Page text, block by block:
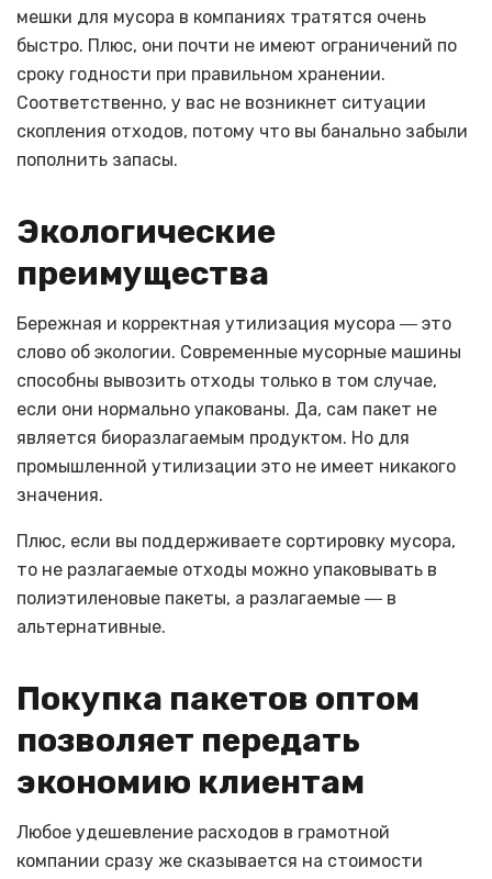
мешки для мусора в компаниях тратятся очень
быстро. Плюс, они почти не имеют ограничений по
сроку годности при правильном хранении.
Соответственно, у вас не возникнет ситуации
скопления отходов, потому что вы банально забыли
пополнить запасы.
Экологические
преимущества
Бережная и корректная утилизация мусора ― это
слово об экологии. Современные мусорные машины
способны вывозить отходы только в том случае,
если они нормально упакованы. Да, сам пакет не
является биоразлагаемым продуктом. Но для
промышленной утилизации это не имеет никакого
значения.
Плюс, если вы поддерживаете сортировку мусора,
то не разлагаемые отходы можно упаковывать в
полиэтиленовые пакеты, а разлагаемые ― в
альтернативные.
Покупка пакетов оптом
позволяет передать
экономию клиентам
Любое удешевление расходов в грамотной
компании сразу же сказывается на стоимости